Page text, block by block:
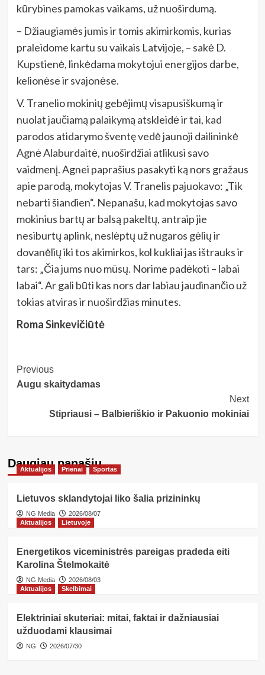
kūrybines pamokas vaikams, už nuoširdumą.
– Džiaugiamės jumis ir tomis akimirkomis, kurias
praleidome kartu su vaikais Latvijoje, – sakė D.
Kupstienė, linkėdama mokytojui energijos darbe,
kelionėse ir svajonėse.
V. Tranelio mokinių gebėjimų visapusiškumą ir
nuolat jaučiamą palaikymą atskleidė ir tai, kad
parodos atidarymo šventę vedė jaunoji dailininkė
Agnė Alaburdaitė, nuoširdžiai atlikusi savo
vaidmenį. Agnei paprašius pasakyti ką nors gražaus
apie parodą, mokytojas V. Tranelis pajuokavo: „Tik
nebarti šiandien“. Nepanašu, kad mokytojas savo
mokinius bartų ar balsą pakeltų, antraip jie
nesiburtų aplink, neslėptų už nugaros gėlių ir
dovanėlių iki tos akimirkos, kol kukliai jas ištrauks ir
tars: „Čia jums nuo mūsų. Norime padėkoti – labai
labai“. Ar gali būti kas nors dar labiau jaudinančio už
tokias atviras ir nuoširdžias minutes.
Roma Sinkevičiūtė
Post
Navigation
Previous
Augu skaitydamas
Next
Stipriausi – Balbieriškio ir Pakuonio mokiniai
Daugiau panašių…
Aktualijos Prienai Sportas
Lietuvos sklandytojai liko šalia prizininkų
NG Media
2026/08/07
Aktualijos
Lietuvoje
Energetikos viceministrės pareigas pradeda eiti
Karolina Štelmokaitė
NG Media
2026/08/03
Aktualijos
Skelbimai
Elektriniai skuteriai: mitai, faktai ir dažniausiai
užduodami klausimai
NG 2026/07/30